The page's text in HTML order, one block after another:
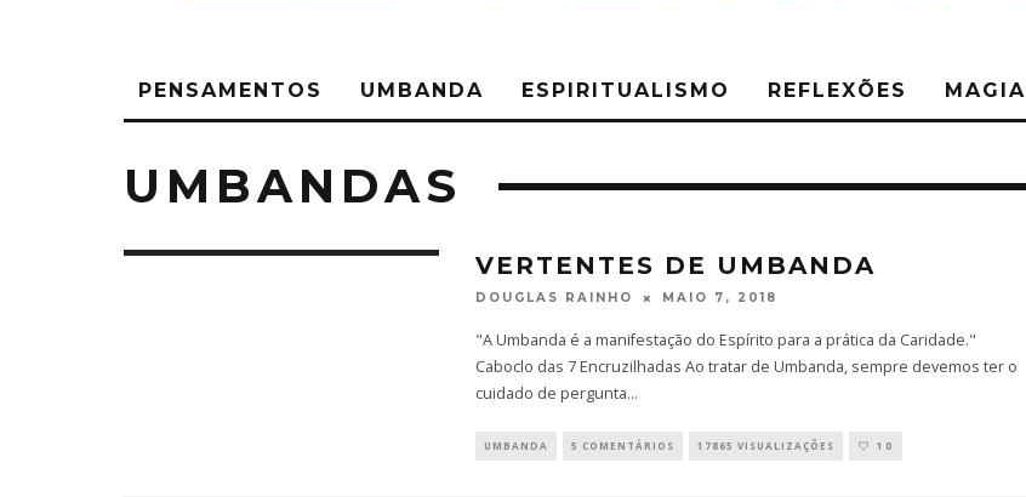
PENSAMENTOS UMBANDA ESPIRITUALISMO REFLEXÕES MAGIA
UMBANDAS
VERTENTES DE UMBANDA
DOUGLAS RAINHO MAIO 7, 2018
"A Umbanda é a manifestação do Espírito para a prática da Caridade."
Caboclo das 7 Encruzilhadas Ao tratar de Umbanda, sempre devemos ter o
cuidado de pergunta...
UMBANDA 5 COMENTÁRIOS 17865 VISUALIZAÇÕES 10